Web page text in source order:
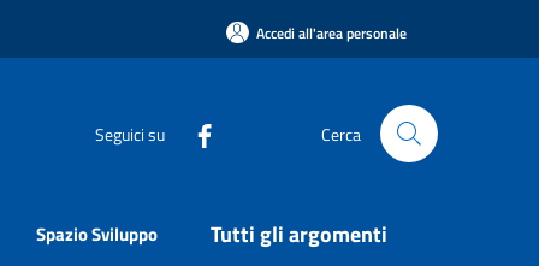
Accedi all'area personale
Seguici su Cerca
Spazio Sviluppo Tutti gli argomenti